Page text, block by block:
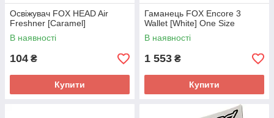
Освіжувач FOX HEAD Air
Freshner [Caramel]
В наявності
104 ₴
Купити
Гаманець FOX Encore 3
Wallet [White] One Size
В наявності
1 553 ₴
Купити